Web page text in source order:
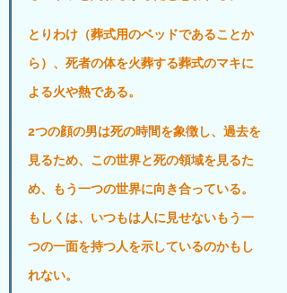
とりわけ（葬式用のベッドであることか
ら）、死者の体を火葬する葬式のマキに
よる火や熱である。
2つの顔の男は死の時間を象徴し、過去を
見るため、この世界と死の領域を見るた
め、もう一つの世界に向き合っている。
もしくは、いつもは人に見せないもう一
つの一面を持つ人を示しているのかもし
れない。